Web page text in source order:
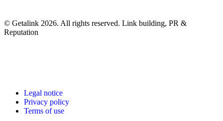
© Getalink 2026. All rights reserved. Link building, PR &
Reputation
Legal notice
Privacy policy
Terms of use